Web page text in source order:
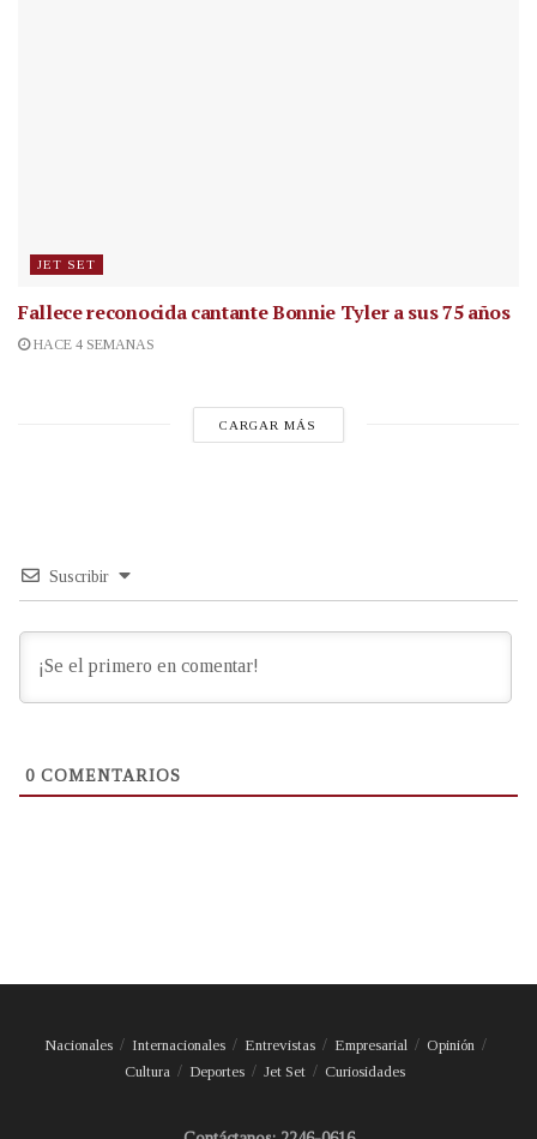
JET SET
Fallece reconocida cantanteBonnie Tyler a sus 75 años
HACE 4 SEMANAS
CARGAR MÁS
Suscribir
0 COMENTARIOS
Nacionales Internacionales Entrevistas Empresarial
Opinión
Cultura
Deportes Jet Set Curiosidades